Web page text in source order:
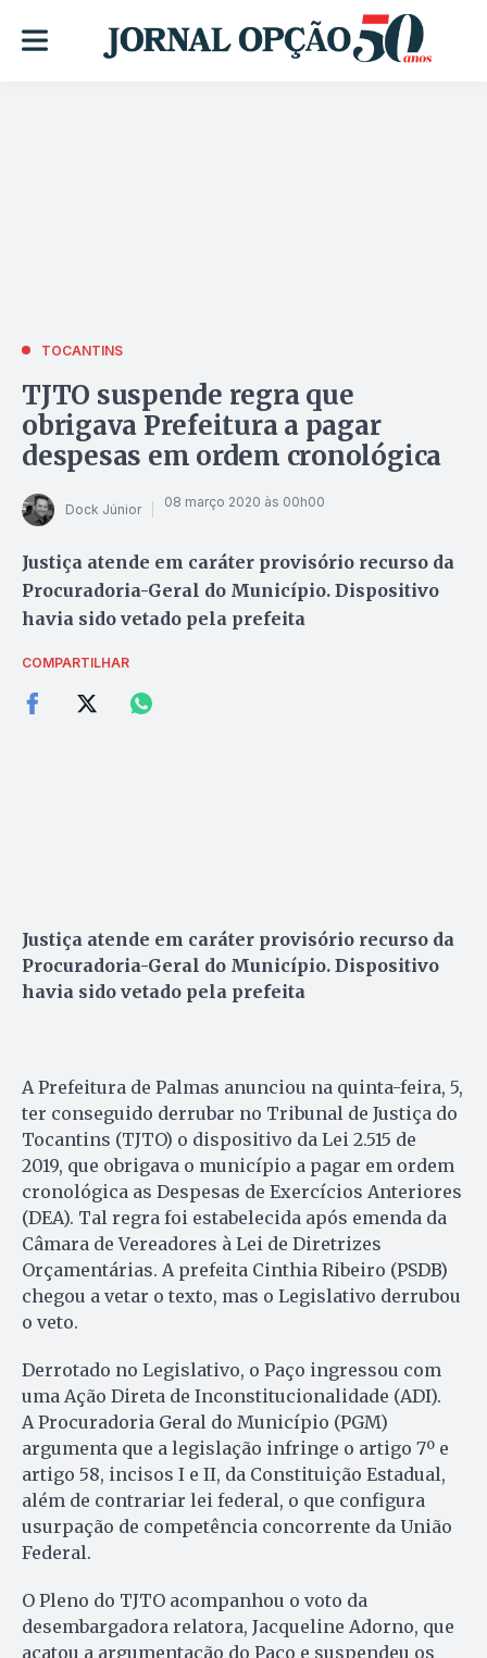
TOCANTINS
TJTO suspende regra que
obrigava Prefeitura a pagar
despesas em ordem cronológica
Dock Júnior 08 março 2020 às 00h00
Justiça atende em caráter provisório recurso da
Procuradoria-Geral do Município. Dispositivo
havia sido vetado pela prefeita
COMPARTILHAR
Justiça atende em caráter provisório recurso da
Procuradoria-Geral do Município. Dispositivo
havia sido vetado pela prefeita
A Prefeitura de Palmas anunciou na quinta-feira, 5,
ter conseguido derrubar no Tribunal de Justiça do
Tocantins (TJTO) o dispositivo da Lei 2.515 de
2019, que obrigava o município a pagar em ordem
cronológica as Despesas de Exercícios Anteriores
(DEA). Tal regra foi estabelecida após emenda da
Câmara de Vereadores à Lei de Diretrizes
Orçamentárias. A prefeita Cinthia Ribeiro (PSDB)
chegou a vetar o texto, mas o Legislativo derrubou
o veto.
Derrotado no Legislativo, o Paço ingressou com
uma Ação Direta de Inconstitucionalidade (ADI).
A Procuradoria Geral do Município (PGM)
argumenta que a legislação infringe o artigo 7º e
artigo 58, incisos I e II, da Constituição Estadual,
além de contrariar lei federal, o que configura
usurpação de competência concorrente da União
Federal.
O Pleno do TJTO acompanhou o voto da
desembargadora relatora, Jacqueline Adorno, que
acatou a argumentação do Paço e suspendeu os